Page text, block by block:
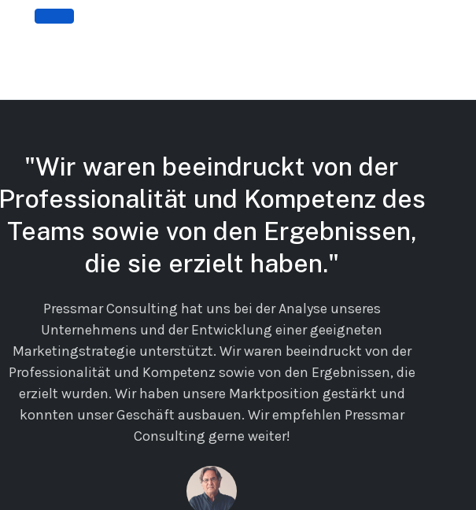
"Wir waren beeindruckt von der
Professionalität und Kompetenz des
Teams sowie von den Ergebnissen,
die sie erzielt haben."
Pressmar Consulting hat uns bei der Analyse unseres
Unternehmens und der Entwicklung einer geeigneten
Marketingstrategie unterstützt. Wir waren beeindruckt von der
Professionalität und Kompetenz sowie von den Ergebnissen, die
erzielt wurden. Wir haben unsere Marktposition gestärkt und
konnten unser Geschäft ausbauen. Wir empfehlen Pressmar
Consulting gerne weiter!